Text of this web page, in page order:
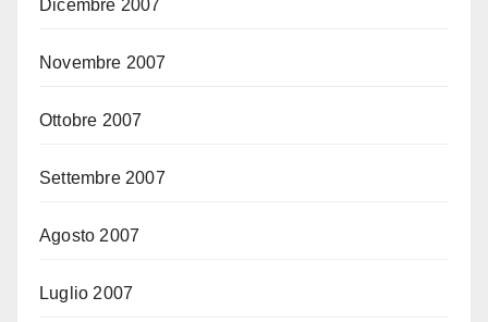
Dicembre 2007
Novembre 2007
Ottobre 2007
Settembre 2007
Agosto 2007
Luglio 2007